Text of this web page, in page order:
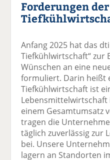
Forderungen der
Anfang 2025 hat das
Tiefkühlwirtschaft“ zur
Wünschen an eine
formuliert. Darin heißt
Tiefkühlwirtschaft ist
einem Gesamtumsatz
tragen die
täglich zuverlässig zur
bei. Unsere
lagern an Standorten